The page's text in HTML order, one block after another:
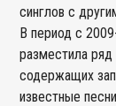
синглов с
В период с
разместила ряд
содержащих
известные